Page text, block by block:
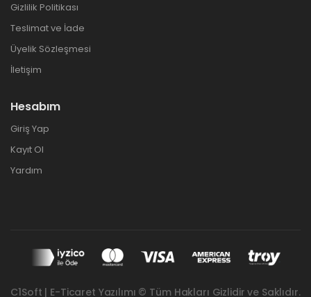
Gizlilik Politikası
Teslimat ve İade
Üyelik Sözleşmesi
İletişim
Hesabım
Giriş Yap
Kayıt Ol
Yardım
C1Soft | E-Ticaret Yazılımı © Tüm Hakları Gizlidir ve Saklıdır.